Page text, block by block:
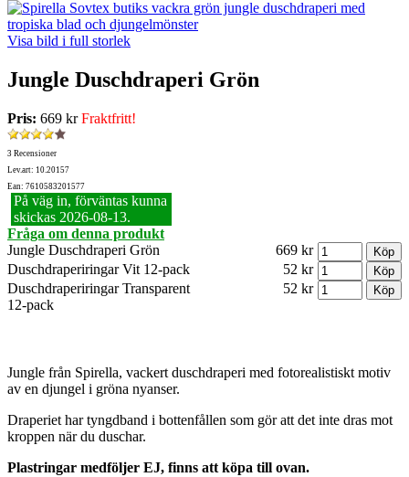
Visa bild i full storlek
Jungle Duschdraperi Grön
Pris: 669 krFraktfritt!
3 Recensioner
Lev.art: 10.20157
Ean: 7610583201577
På väg in, förväntas kunna
skickas 2026‑08‑13.
Fråga om denna produkt
Jungle Duschdraperi Grön
669 kr
Duschdraperiringar Vit 12-pack
52 kr
Duschdraperiringar Transparent
12-pack
52 kr
Jungle från Spirella, vackert duschdraperi med fotorealistiskt motiv
av en djungel i gröna nyanser.
Draperiet har tyngdband i bottenfållen som gör att det inte dras mot
kroppen när du duschar.
Plastringar medföljer EJ, finns att köpa till ovan.